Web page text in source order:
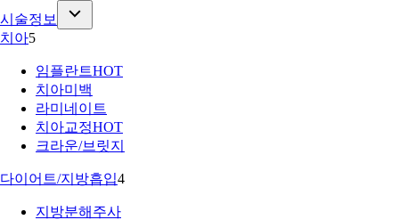
시술정보
치아5
임플란트HOT
치아미백
라미네이트
치아교정HOT
크라운/브릿지
다이어트/지방흡입4
지방분해주사